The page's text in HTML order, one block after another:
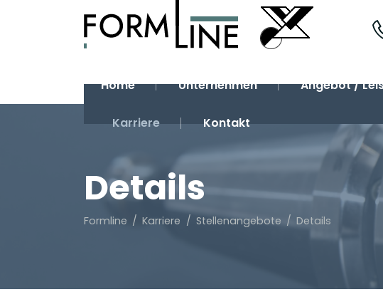
Navigation
Home Unternehmen Angebot /
Karriere Kontakt
Details
Formline Karriere Stellenangebote Details